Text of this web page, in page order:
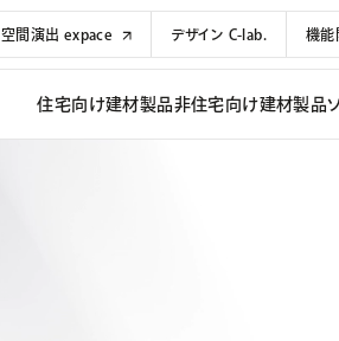
空間演出 expace デザイン C-lab. 機能
住宅向け建材​​製品非住宅向け建材​​製品